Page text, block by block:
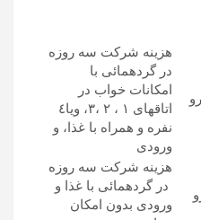
هزینه شرکت سه روزه
در گردهمائی با
امکانات خواب در
اتاقهای ١ ، ٢ ،٣، ویا٤
نفره و همراه با غذا، و
ورودی
هزینه شرکت سه روزه
در گردهمائی با غذا و
ورودی بدون امکان